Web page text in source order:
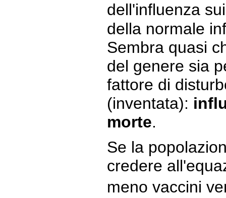
dell'influenza
della normale
Sembra quasi
del genere sia
fattore di
(inventata):
morte.
Se la
credere
meno vaccini